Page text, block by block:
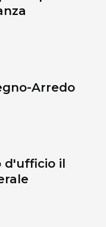
Arredo
d'ufficio il